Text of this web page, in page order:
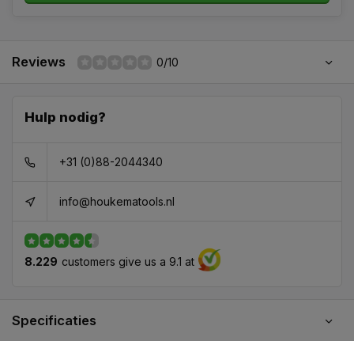
Reviews 0/10
Hulp nodig?
+31 (0)88-2044340
info@houkematools.nl
8.229 customers give us a 9.1 at
Specificaties